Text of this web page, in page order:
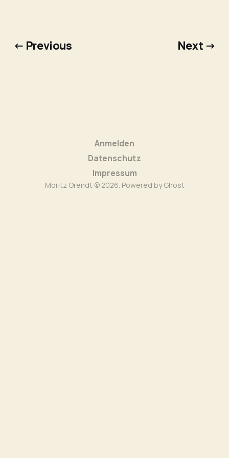
← Previous Next →
Anmelden
Datenschutz
Impressum
Moritz Orendt © 2026. Powered byGhost